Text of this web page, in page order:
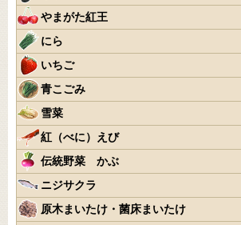
やまがた紅王
にら
いちご
青こごみ
雪菜
紅（べに）えび
伝統野菜 かぶ
ニジサクラ
原木まいたけ・菌床まいたけ